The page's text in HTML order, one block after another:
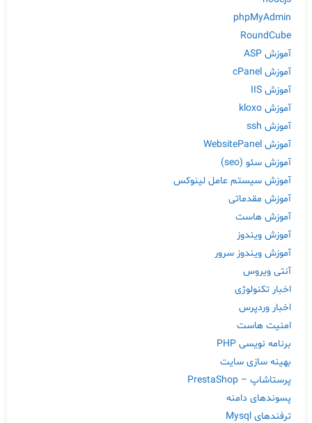
phpMyAdmin
RoundCube
آموزش ASP
آموزش cPanel
آموزش IIS
آموزش kloxo
آموزش ssh
آموزش WebsitePanel
آموزش سئو (seo)
آموزش سیستم عامل لینوکس
آموزش مقدماتی
آموزش هاست
آموزش ویندوز
آموزش ویندوز سرور
آنتی ویروس
اخبار تکنولوژی
اخبار وردپرس
امنیت هاست
برنامه نویسی PHP
بهینه سازی سایت
پرستاشاپ – PrestaShop
پسوندهای دامنه
ترفندهای Mysql